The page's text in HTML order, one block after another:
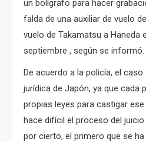
un bolígrafo para hacer gra
falda de una auxiliar de vuelo
vuelo de Takamatsu a Haneda
septiembre , según se informó.
De acuerdo a la policía, el
jurídica de Japón, ya que cada
propias leyes para castigar
hace difícil el proceso del
por cierto, el primero que se